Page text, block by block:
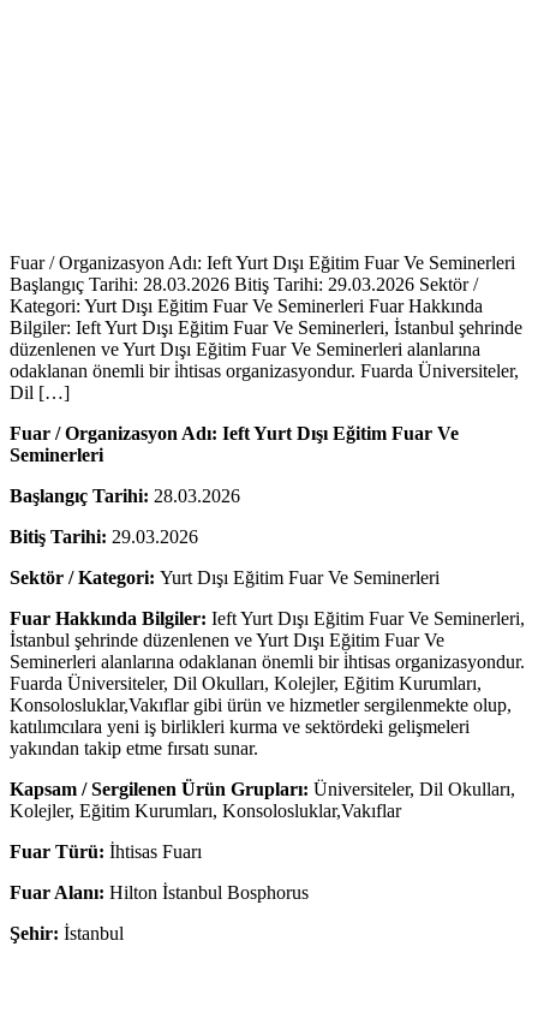
Fuar / Organizasyon Adı: Ieft Yurt Dışı Eğitim Fuar Ve Seminerleri
Başlangıç Tarihi: 28.03.2026 Bitiş Tarihi: 29.03.2026 Sektör /
Kategori: Yurt Dışı Eğitim Fuar Ve Seminerleri Fuar Hakkında
Bilgiler: Ieft Yurt Dışı Eğitim Fuar Ve Seminerleri, İstanbul şehrinde
düzenlenen ve Yurt Dışı Eğitim Fuar Ve Seminerleri alanlarına
odaklanan önemli bir i̇htisas organizasyondur. Fuarda Üniversiteler,
Dil […]
Fuar / Organizasyon Adı: Ieft Yurt Dışı Eğitim Fuar Ve
Seminerleri
Başlangıç Tarihi: 28.03.2026
Bitiş Tarihi: 29.03.2026
Sektör / Kategori: Yurt Dışı Eğitim Fuar Ve Seminerleri
Fuar Hakkında Bilgiler: Ieft Yurt Dışı Eğitim Fuar Ve Seminerleri,
İstanbul şehrinde düzenlenen ve Yurt Dışı Eğitim Fuar Ve
Seminerleri alanlarına odaklanan önemli bir i̇htisas organizasyondur.
Fuarda Üniversiteler, Dil Okulları, Kolejler, Eğitim Kurumları,
Konsolosluklar,Vakıflar gibi ürün ve hizmetler sergilenmekte olup,
katılımcılara yeni iş birlikleri kurma ve sektördeki gelişmeleri
yakından takip etme fırsatı sunar.
Kapsam / Sergilenen Ürün Grupları: Üniversiteler, Dil Okulları,
Kolejler, Eğitim Kurumları, Konsolosluklar,Vakıflar
Fuar Türü: İhtisas Fuarı
Fuar Alanı: Hilton İstanbul Bosphorus
Şehir: İstanbul